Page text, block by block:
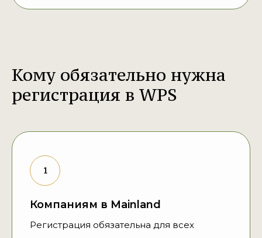
Кому обязательно нужна
регистрация в WPS
Компаниям в Mainland
Регистрация обязательна для всех